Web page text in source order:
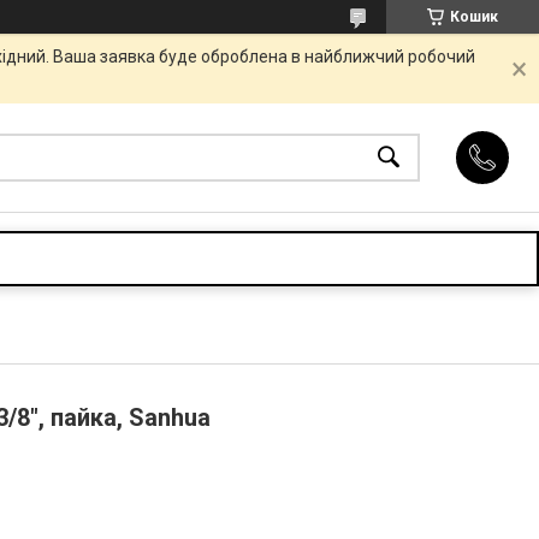
Кошик
Ваша заявка буде оброблена в найближчий робочий
8", пайка, Sanhua